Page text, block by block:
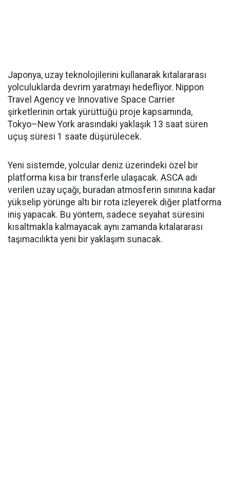
Japonya, uzay teknolojilerini kullanarak kıtalararası
yolculuklarda devrim yaratmayı hedefliyor. Nippon
Travel Agency ve Innovative Space Carrier
şirketlerinin ortak yürüttüğü proje kapsamında,
Tokyo–New York arasındaki yaklaşık 13 saat süren
uçuş süresi 1 saate düşürülecek.
Yeni sistemde, yolcular deniz üzerindeki özel bir
platforma kısa bir transferle ulaşacak. ASCA adı
verilen uzay uçağı, buradan atmosferin sınırına kadar
yükselip yörünge altı bir rota izleyerek diğer platforma
iniş yapacak. Bu yöntem, sadece seyahat süresini
kısaltmakla kalmayacak aynı zamanda kıtalararası
taşımacılıkta yeni bir yaklaşım sunacak.